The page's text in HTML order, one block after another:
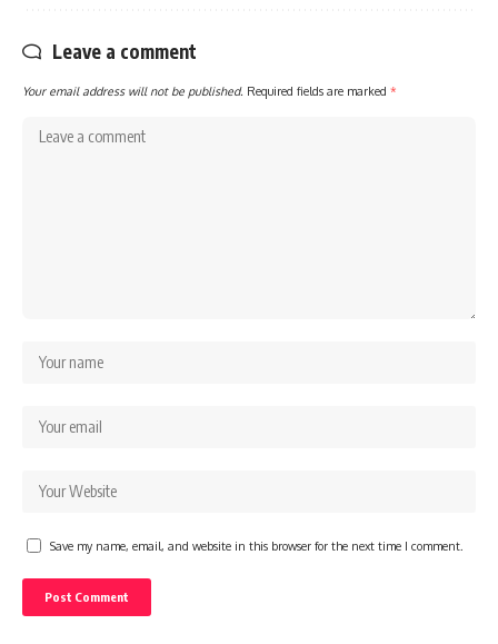
Leave a comment
Your email address will not be published. Required fields are marked *
Save my name, email, and website in this browser for the next time I comment.